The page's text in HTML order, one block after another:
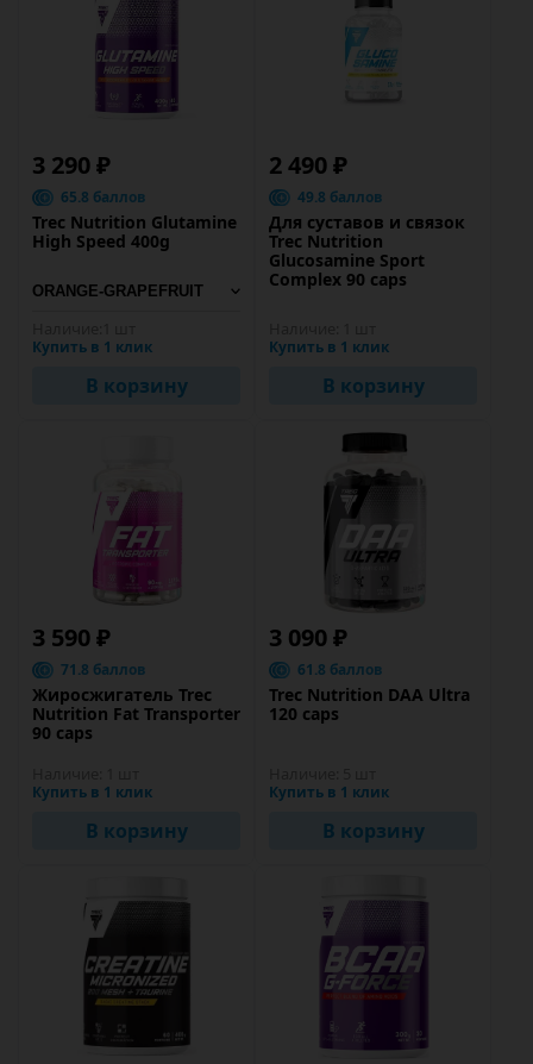
3 290 ₽
65.8 баллов
Trec Nutrition Glutamine
High Speed 400g
Купить в 1 клик
В корзину
2 490 ₽
49.8 баллов
Для суставов и связок
Trec Nutrition
Glucosamine Sport
Complex 90 caps
Купить в 1 клик
В корзину
3 590 ₽
71.8 баллов
Жиросжигатель Trec
Nutrition Fat Transporter
90 caps
Купить в 1 клик
В корзину
3 090 ₽
61.8 баллов
Trec Nutrition DAA Ultra
120 caps
Купить в 1 клик
В корзину